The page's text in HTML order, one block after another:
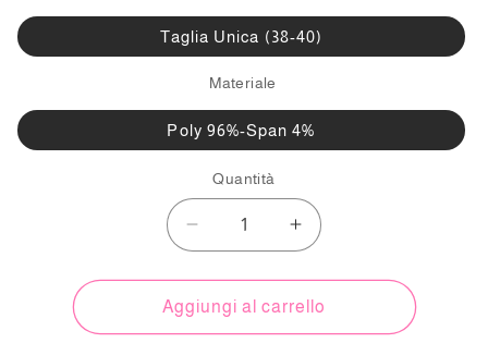
Taglia Unica (38-40)
Materiale
Poly 96%-Span 4%
Quantità
Diminuisci
quantità
per
Gonna
plisse&#39;
Aumenta
quantità
per
Gonna
plisse&#39;
Aggiungi al carrello